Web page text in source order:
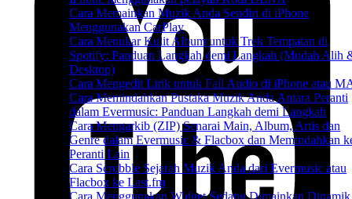
Cara Memainkan Muzik Anda Sendiri di iPhone
Menggunakan CarPlay
Cara Menukar Kulit Album untuk Trek Tempatan di
Spotify: Panduan Langkah demi Langkah (Mudah Alih
Desktop)
Cara Mengedit Lirik untuk Fail Audio di iPhone atau
Cara Memindahkan Pustaka Muzik Anda Antara Peranti
dalam Evermusic: Panduan Langkah demi Langkah
Cara Mengarkib (ZIP) Senarai Main, Album, Artis dan
Genre dalam Evermusic & Flacbox dan Memindahkan
Peranti Lain
Cara Scrobble Sejarah Muzik Anda dari Evermusic atau
Flacbox ke Last.fm
Cara Menggunakan Widget Sedang Dimainkan Dinamik